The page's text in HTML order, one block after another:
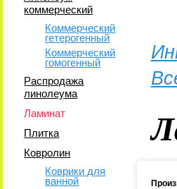
коммерческий
Коммерческий
гетерогенный
Коммерческий
гомогенный
Распродажа
линолеума
Ламинат
Плитка
Ковролин
Коврики для
ванной